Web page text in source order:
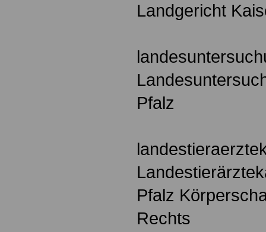
Landgericht
Pfalz
Pfalz
Rechts